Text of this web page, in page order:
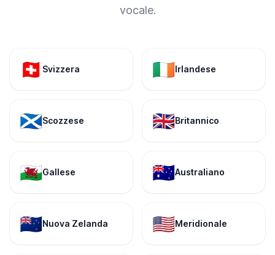
vocale.
🇨🇭 Svizzera 🇮🇪Irlandese
🏴󠁧󠁢󠁳󠁣󠁴󠁿Scozzese 🇬🇧Britannico
🏴󠁧󠁢󠁷󠁬󠁳󠁿Gallese 🇦🇺Australiano
🇳🇿Nuova Zelanda 🇺🇸Meridionale